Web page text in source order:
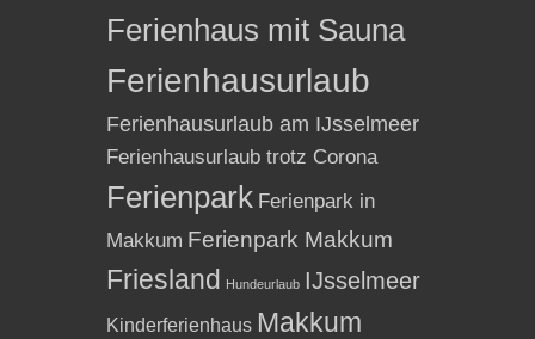
Ferienhaus mit Sauna
Ferienhausurlaub
Ferienhausurlaub am IJsselmeer
Ferienhausurlaub trotz Corona
Ferienpark Ferienpark in
Makkum Ferienpark Makkum
Friesland Hundeurlaub IJsselmeer
Kinderferienhaus Makkum